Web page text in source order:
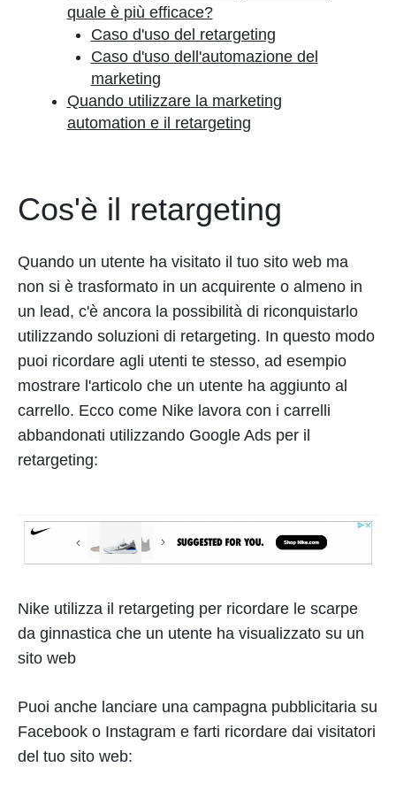
quale è più efficace?
Caso d'uso del retargeting
Caso d'uso dell'automazione del
marketing
Quando utilizzare la marketing
automation e il retargeting
Cos'è il retargeting
Quando un utente ha visitato il tuo sito web ma
non si è trasformato in un acquirente o almeno in
un lead, c'è ancora la possibilità di riconquistarlo
utilizzando soluzioni di retargeting. In questo modo
puoi ricordare agli utenti te stesso, ad esempio
mostrare l'articolo che un utente ha aggiunto al
carrello. Ecco come Nike lavora con i carrelli
abbandonati utilizzando Google Ads per il
retargeting:
Nike utilizza il retargeting per ricordare le scarpe
da ginnastica che un utente ha visualizzato su un
sito web
Puoi anche lanciare una campagna pubblicitaria su
Facebook o Instagram e farti ricordare dai visitatori
del tuo sito web: